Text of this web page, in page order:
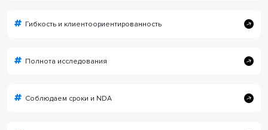
Гибкость и клиентоориентированность
Полнота исследования
Соблюдаем сроки и NDA